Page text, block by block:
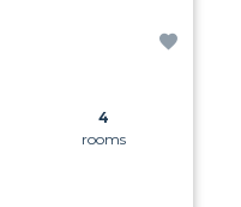
4
rooms